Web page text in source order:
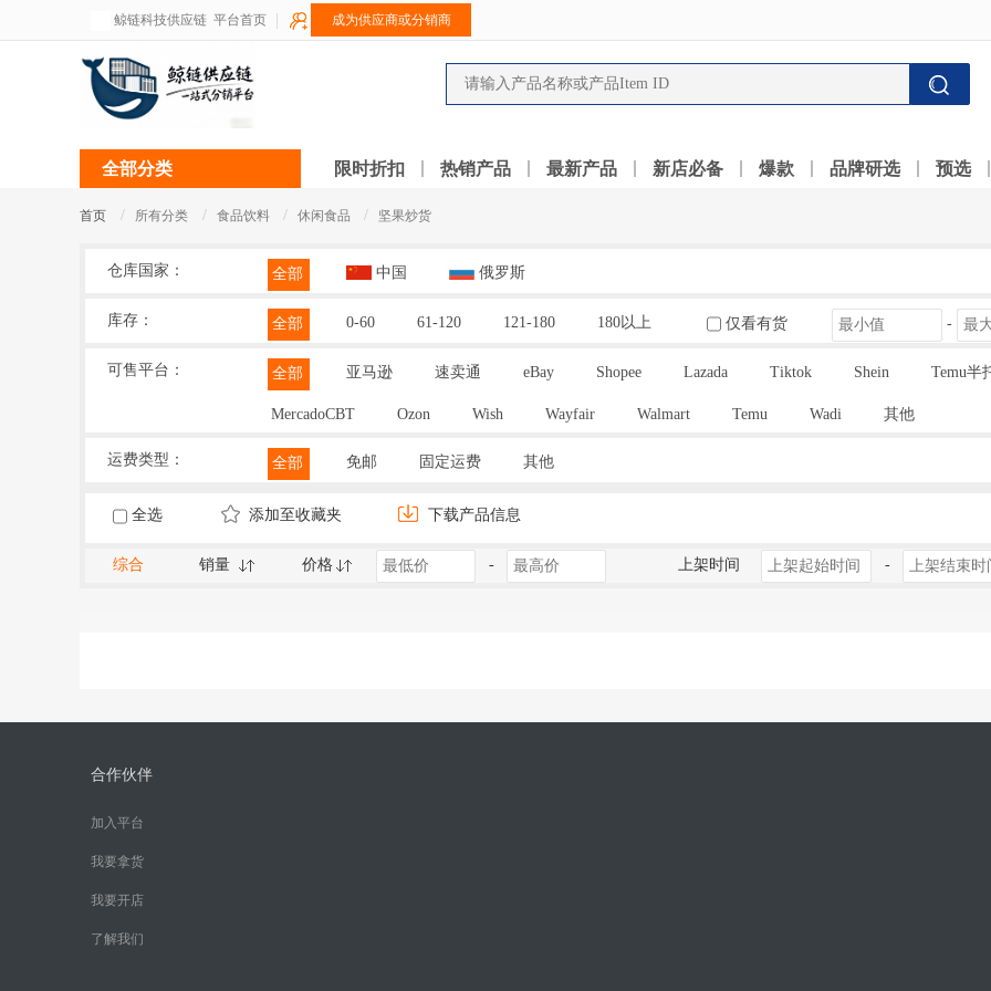
鲸链科技供应链 平台首页 成为供应商或分销商
全部分类 限时折扣 热销产品 最新产品 新店必备 爆款 品牌研选 预选
首页 / 所有分类 / 食品饮料 / 休闲食品 / 坚果炒货
仓库国家： 全部 中国 俄罗斯
库存： 全部 0-60 61-120 121-180 180以上 仅看有货 -
可售平台： 全部 亚马逊 速卖通 eBay Shopee Lazada Tiktok Shein Temu半
MercadoCBT Ozon Wish Wayfair Walmart Temu Wadi 其他
运费类型： 全部 免邮 固定运费 其他
全选 添加至收藏夹 下载产品信息
综合 销量 价格 - 上架时间 -
合作伙伴
加入平台
我要拿货
我要开店
了解我们